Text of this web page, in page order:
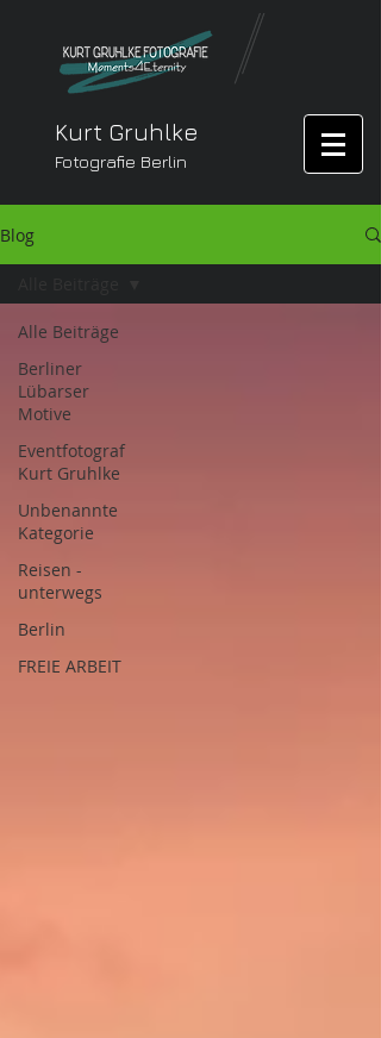
Kurt Gruhlke
Fotografie Berlin
Blog
Alle Beiträge
Berliner
Lübarser
Motive
Eventfotograf
Kurt Gruhlke
Unbenannte
Kategorie
Reisen -
unterwegs
Berlin
FREIE ARBEIT